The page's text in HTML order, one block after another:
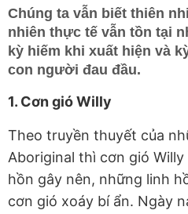
Chúng ta vẫn biết thiên
nhiên thực tế vẫn tồn tại
kỳ hiếm khi xuất hiện và
con người đau đầu.
1. Cơn gió Willy
Theo truyền thuyết của
Aboriginal thì cơn gió
hồn gây nên, những linh
cơn gió xoáy bí ẩn. Ngày